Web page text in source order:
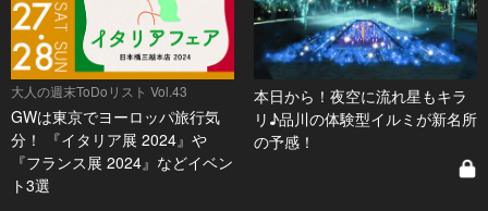
大人の週末ToDoリスト Vol.43
GWは東京でヨーロッパ旅行気
分！ 『イタリア展 2024』や
『フランス展 2024』などイベン
ト3選
本日から！夜空に流れ星もキラ
リ♪品川の体験型イルミが新名所
の予感！